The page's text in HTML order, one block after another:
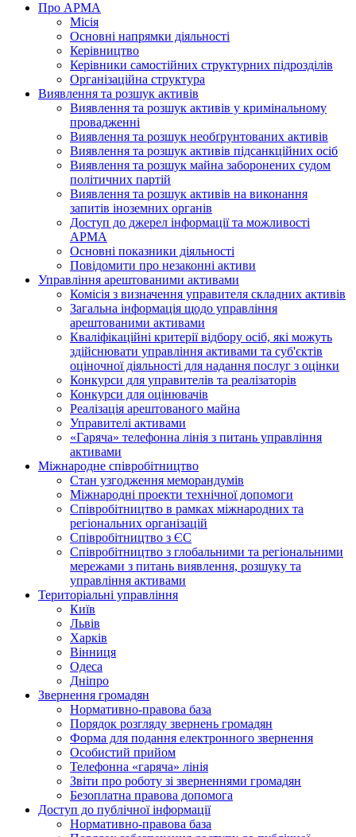
Про АРМА
Місія
Основні напрямки діяльності
Керівництво
Керівники самостійних структурних підрозділів
Організаційна структура
Виявлення та розшук активів
Виявлення та розшук активів у кримінальному
провадженні
Виявлення та розшук необґрунтованих активів
Виявлення та розшук активів підсанкційних осіб
Виявлення та розшук майна заборонених судом
політичних партій
Виявлення та розшук активів на виконання
запитів іноземних органів
Доступ до джерел інформації та можливості
АРМА
Основні показники діяльності
Повідомити про незаконні активи
Управління арештованими активами
Комісія з визначення управителя складних активів
Загальна інформація щодо управління
арештованими активами
Кваліфікаційні критерії відбору осіб, які можуть
здiйснювати управління активами та суб'єктів
оціночної діяльності для надання послуг з оцінки
Конкурси для управителів та реалізаторів
Конкурси для оцінювачів
Реалізація арештованого майна
Управителі активами
«Гаряча» телефонна лінія з питань управління
активами
Міжнародне співробітництво
Стан узгодження меморандумів
Міжнародні проекти технічної допомоги
Співробітництво в рамках міжнародних та
регіональних організацій
Співробітництво з ЄС
Співробітництво з глобальними та регіональними
мережами з питань виявлення, розшуку та
управління активами
Територіальні управління
Київ
Львів
Харків
Вінниця
Одеса
Дніпро
Звернення громадян
Нормативно-правова база
Порядок розгляду звернень громадян
Форма для подання електронного звернення
Особистий прийом
Телефонна «гаряча» лінія
Звіти про роботу зі зверненнями громадян
Безоплатна правова допомога
Доступ до публічної інформації
Нормативно-правова база